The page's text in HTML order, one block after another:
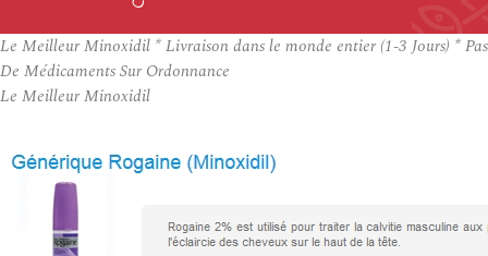
Le Meilleur Minoxidil * Livraison dans le monde entier (1-3 Jours) * Pas
De Médicaments Sur Ordonnance
Le Meilleur Minoxidil